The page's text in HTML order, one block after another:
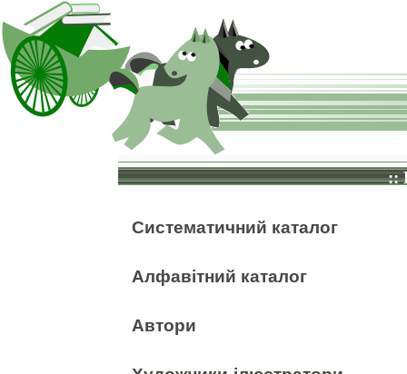
::
Систематичний каталог
Алфавітний каталог
Автори